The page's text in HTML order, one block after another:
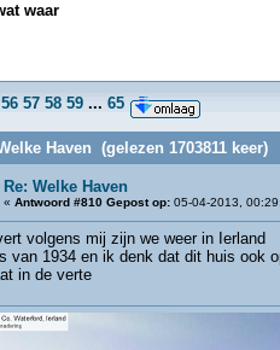
waar
56 57 58 59 ... 65
Haven (gelezen 1703811 keer)
Re: Welke Haven
« Antwoord #810 Gepost op:05-04-2013,
volgens mij zijn we weer in Ierland
van 1934 en ik denk dat dit huis ook
in de verte